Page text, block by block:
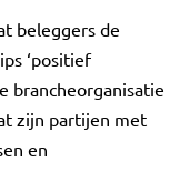
beleggers de
‘positief
brancheorganisatie
zijn partijen met
en